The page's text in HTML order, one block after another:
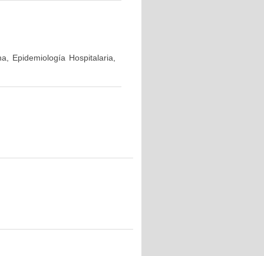
Epidemiología Hospitalaria,